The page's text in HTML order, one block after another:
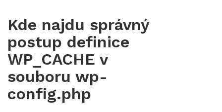
Kde najdu správný
postup definice
WP_CACHE v
souboru wp-
config.php